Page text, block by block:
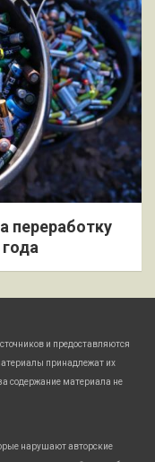
переработку
и предоставляются
принадлежат их
содержание материала не
нарушают авторские